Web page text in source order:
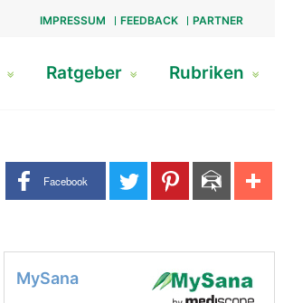
IMPRESSUM FEEDBACK PARTNER
Ratgeber Rubriken
Share buttons
Facebook
MySana